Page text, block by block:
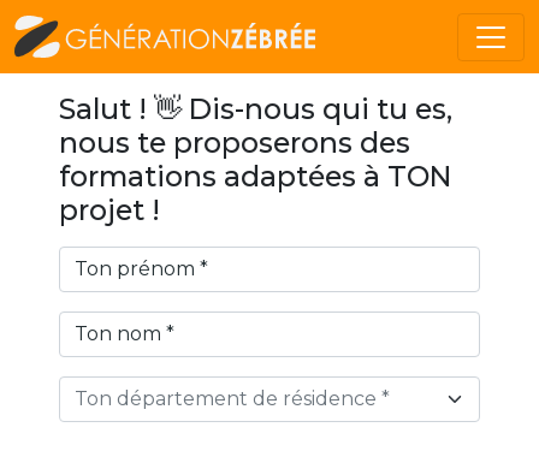
Salut ! 👋 Dis-nous qui tu es,
nous te proposerons des
formations adaptées à TON
projet !
Ton département de résidence *